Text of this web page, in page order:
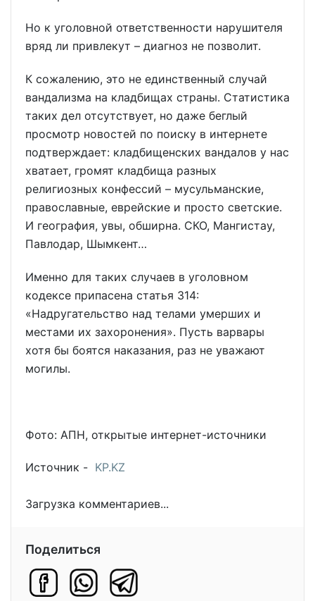
Но к уголовной ответственности нарушителя
вряд ли привлекут – диагноз не позволит.
К сожалению, это не единственный случай
вандализма на кладбищах страны. Статистика
таких дел отсутствует, но даже беглый
просмотр новостей по поиску в интернете
подтверждает: кладбищенских вандалов у нас
хватает, громят кладбища разных
религиозных конфессий – мусульманские,
православные, еврейские и просто светские.
И география, увы, обширна. СКО, Мангистау,
Павлодар, Шымкент…
Именно для таких случаев в уголовном
кодексе припасена статья 314:
«Надругательство над телами умерших и
местами их захоронения». Пусть варвары
хотя бы боятся наказания, раз не уважают
могилы.
Фото: АПН, открытые интернет-источники
Источник - KP.KZ
Загрузка комментариев...
Поделиться